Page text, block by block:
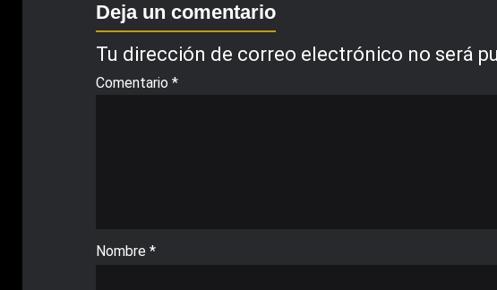
Deja un comentario
Tu dirección de correo electrónico no será
Comentario *
Nombre *